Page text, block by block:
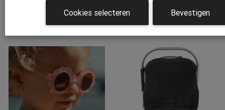
Cookies selecteren Bevestigen